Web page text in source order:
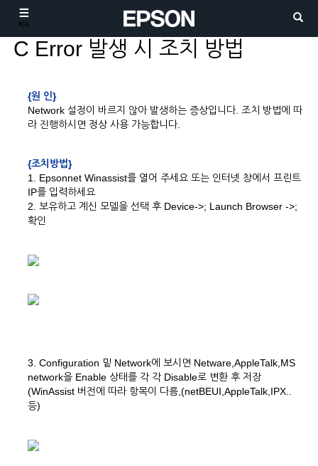
메뉴
C Error 발생 시 조치 방법
{원 인}
Network 설정이 바르지 않아 발생하는 증상입니다. 조치 방법에 따
라 진행하시면 정상 사용 가능합니다.
{조치방법}
1. Epsonnet Winassist를 열어 주세요 또는 인터넷 창에서 프린트
IP를 입력하세요
2. 보유하고 계신 모델을 선택 후 Device->; Launch Browser ->;
확인
3. Configuration 밑 Network에 보시면 Netware,AppleTalk,MS
network을 Enable 상태를 각 각 Disable로 변환 후 저장
(WinAssist 버전에 따라 항목이 다름,(netBEUI,AppleTalk,IPX..
등)